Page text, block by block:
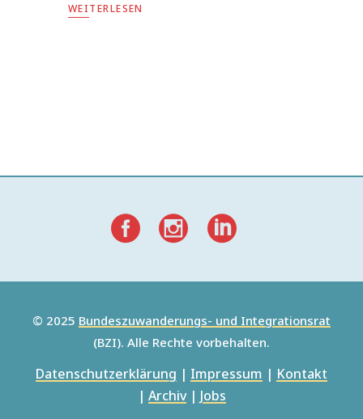
WEITERLESEN
© 2025 Bundeszuwanderungs- und Integrationsrat
(BZI). Alle Rechte vorbehalten.
Datenschutzerklärung | Impressum | Kontakt
| Archiv| Jobs